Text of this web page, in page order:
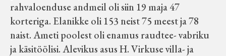
Tuletõrje
Õpperada
rahvaloenduse andmeil oli siin 19 maja 47
korteriga. Elanikke oli 153 neist 75 meest ja 78
naist. Ameti poolest oli enamus raudtee- vabriku
ja käsitöölisi. Alevikus asus H. Virkuse villa- ja